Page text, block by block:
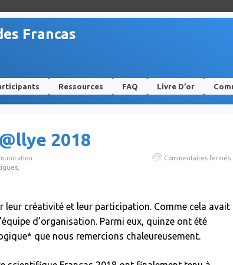
Francas
Ressources FAQ Livre D’or
2018
Commentaires fermés
créativité et leur participation. Comme cela avait
d’organisation. Parmi eux, quinze ont été
que nous remercions chaleureusement.